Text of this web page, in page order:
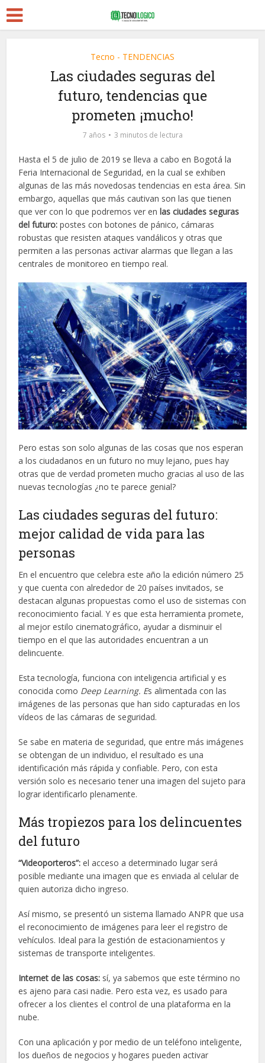
Tecno - TENDENCIAS
Las ciudades seguras del
futuro, tendencias que
prometen ¡mucho!
7 años 3 minutos de lectura
Hasta el 5 de julio de 2019 se lleva a cabo en Bogotá la
Feria Internacional de Seguridad, en la cual se exhiben
algunas de las más novedosas tendencias en esta área. Sin
embargo, aquellas que más cautivan son las que tienen
que ver con lo que podremos ver enlas ciudades seguras
del futuro: postes con botones de pánico, cámaras
robustas que resisten ataques vandálicos y otras que
permiten a las personas activar alarmas que llegan a las
centrales de monitoreo en tiempo real.
Pero estas son solo algunas de las cosas que nos esperan
a los ciudadanos en un futuro no muy lejano, pues hay
otras que de verdad prometen mucho gracias al uso de las
nuevas tecnologías ¿no te parece genial?
Las ciudades seguras del futuro:
mejor calidad de vida para las
personas
En el encuentro que celebra este año la edición número 25
y que cuenta con alrededor de 20 países invitados, se
destacan algunas propuestas como el uso de sistemas con
reconocimiento facial. Y es que esta herramienta promete,
al mejor estilo cinematográfico, ayudar a disminuir el
tiempo en el que las autoridades encuentran a un
delincuente.
Esta tecnología, funciona con inteligencia artificial y es
conocida como Deep Learning. Es alimentada con las
imágenes de las personas que han sido capturadas en los
vídeos de las cámaras de seguridad.
Se sabe en materia de seguridad, que entre más imágenes
se obtengan de un individuo, el resultado es una
identificación más rápida y confiable. Pero, con esta
versión solo es necesario tener una imagen del sujeto para
lograr identificarlo plenamente.
Más tropiezos para los delincuentes
del futuro
“Videoporteros”: el acceso a determinado lugar será
posible mediante una imagen que es enviada al celular de
quien autoriza dicho ingreso.
Así mismo, se presentó un sistema llamado ANPR que usa
el reconocimiento de imágenes para leer el registro de
vehículos. Ideal para la gestión de estacionamientos y
sistemas de transporte inteligentes.
Internet de las cosas: sí, ya sabemos que este término no
es ajeno para casi nadie. Pero esta vez, es usado para
ofrecer a los clientes el control de una plataforma en la
nube.
Con una aplicación y por medio de un teléfono inteligente,
los dueños de negocios y hogares pueden activar